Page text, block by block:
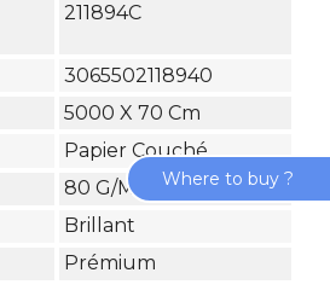
211894C
3065502118940
5000 X 70 Cm
Papier Couché
80 G/m²
Brillant
Prémium
Where to buy ?